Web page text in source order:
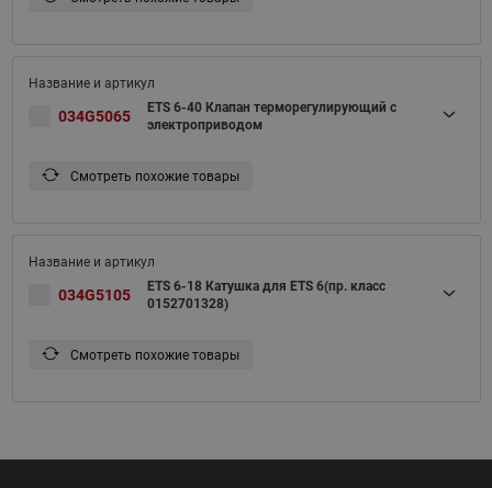
034G5065
ETS 6-40 Клапан терморегулирующий с
электроприводом
Смотреть похожие товары
034G5105
ETS 6-18 Катушка для ETS 6(пр. класс
0152701328)
Смотреть похожие товары